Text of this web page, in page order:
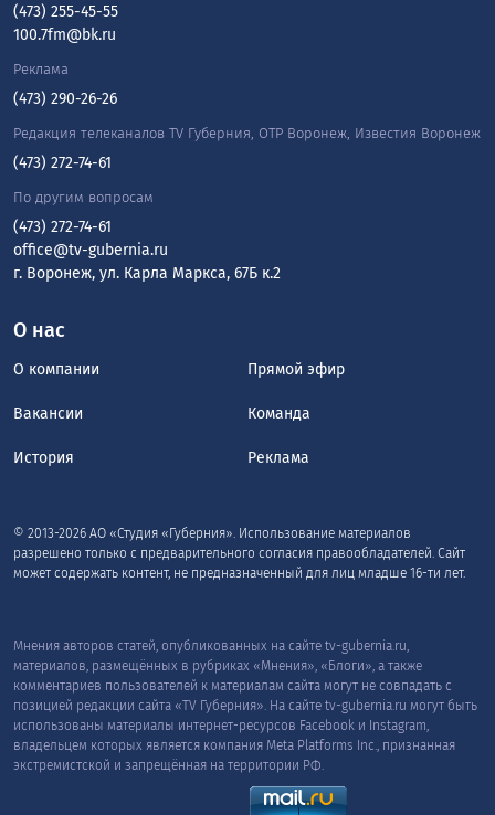
О нас
О компании Прямой эфир
Вакансии Команда
История Реклама
© 2013-2026 АО «Студия «Губерния». Использование материалов
разрешено только с предварительного согласия правообладателей. Сайт
может содержать контент, не предназначенный для лиц младше 16-ти лет.
(473) 255-45-55
100.7fm@bk.ru
Реклама
(473) 290-26-26
Редакция телеканалов TV Губерния, ОТР Воронеж, Известия Воронеж
(473) 272-74-61
По другим вопросам
(473) 272-74-61
office@tv-gubernia.ru
г. Воронеж, ул. Карла Маркса, 67Б к.2
Мнения авторов статей, опубликованных на сайте tv-gubernia.ru,
материалов, размещённых в рубриках «Мнения», «Блоги», а также
комментариев пользователей к материалам сайта могут не совпадать с
позицией редакции сайта «TV Губерния». На сайте tv-gubernia.ru могут быть
использованы материалы интернет-ресурсов Facebook и Instagram,
владельцем которых является компания Meta Platforms Inc., признанная
экстремистской и запрещённая на территории РФ.